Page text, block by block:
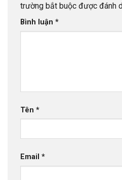
trường bắt buộc được đánh
Bình luận *
Tên *
Email *